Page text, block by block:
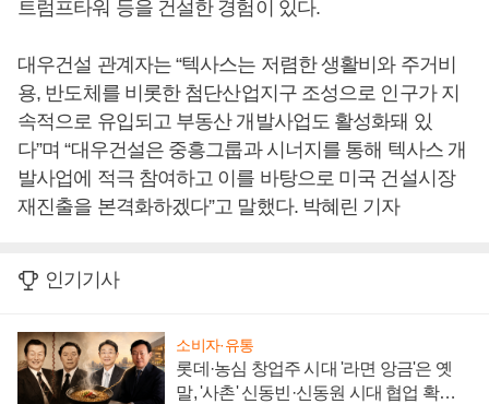
트럼프타워 등을 건설한 경험이 있다.
대우건설 관계자는 “텍사스는 저렴한 생활비와 주거비
용, 반도체를 비롯한 첨단산업지구 조성으로 인구가 지
속적으로 유입되고 부동산 개발사업도 활성화돼 있
다”며 “대우건설은 중흥그룹과 시너지를 통해 텍사스 개
발사업에 적극 참여하고 이를 바탕으로 미국 건설시장
재진출을 본격화하겠다”고 말했다. 박혜린 기자
인기기사
소비자·유통
롯데·농심 창업주 시대 '라면 앙금'은 옛
말, '사촌' 신동빈·신동원 시대 협업 확대